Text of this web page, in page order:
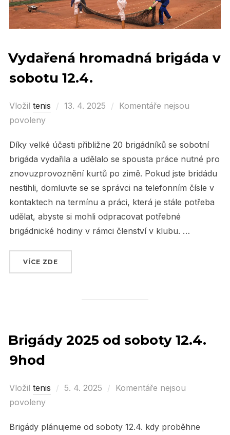
Vydařená hromadná brigáda v
sobotu 12.4.
Vložil tenis
Posted
13. 4. 2025
Komentáře nejsou
povoleny
Díky velké účasti přibližne 20 brigádníků se sobotní
brigáda vydařila a udělalo se spousta práce nutné pro
znovuzprovoznění kurtů po zimě. Pokud jste bridádu
nestihli, domluvte se se správci na telefonním čísle v
kontaktech na termínu a práci, která je stále potřeba
udělat, abyste si mohli odpracovat potřebné
brigádnické hodiny v rámci členství v klubu. …
VÍCE ZDE
Brigády 2025 od soboty 12.4.
9hod
Vložil tenis
Posted
5. 4. 2025
Komentáře nejsou
povoleny
Brigády plánujeme od soboty 12.4. kdy proběhne